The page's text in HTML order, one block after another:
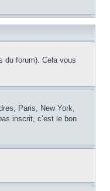
du forum). Cela vous
Paris, New York,
inscrit, c’est le bon